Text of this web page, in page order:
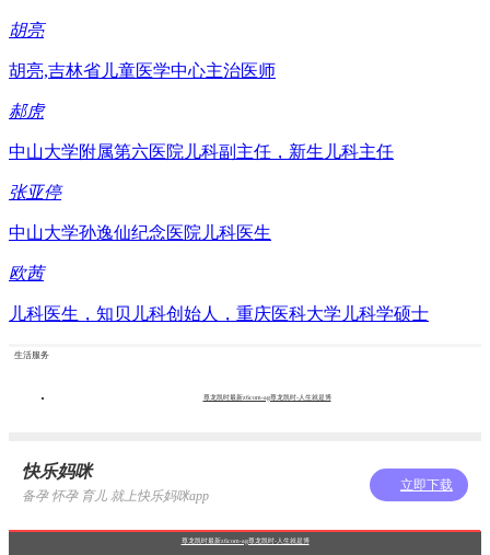
胡亮
胡亮,吉林省儿童医学中心主治医师
郝虎
中山大学附属第六医院儿科副主任，新生儿科主任
张亚停
中山大学孙逸仙纪念医院儿科医生
欧茜
儿科医生，知贝儿科创始人，重庆医科大学儿科学硕士
生活服务
尊龙凯时最新z6com-ag尊龙凯时-人生就是博
快乐妈咪
备孕 怀孕 育儿 就上快乐妈咪app
立即下载
尊龙凯时最新z6com-ag尊龙凯时-人生就是博